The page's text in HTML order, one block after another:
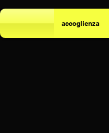
accoglienza